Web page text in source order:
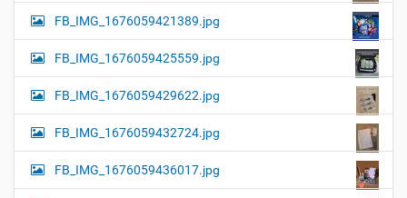
FB_IMG_1676059421389.jpg
FB_IMG_1676059425559.jpg
FB_IMG_1676059429622.jpg
FB_IMG_1676059432724.jpg
FB_IMG_1676059436017.jpg